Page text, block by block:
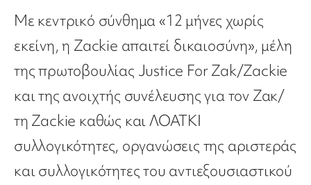
Με κεντρικό σύνθημα «12 μήνες χωρίς
εκείνη, η Zackie απαιτεί δικαιοσύνη», μέλη
της πρωτοβουλίας Justice For Zak/Zackie
και της ανοιχτής συνέλευσης για τον Ζακ/
τη Zackie καθώς και ΛΟΑΤΚΙ
συλλογικότητες, οργανώσεις της αριστεράς
και συλλογικότητες του αντιεξουσιαστικού